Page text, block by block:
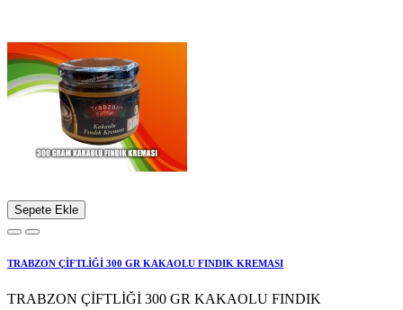
Sepete Ekle
TRABZON ÇİFTLİĞİ 300 GR KAKAOLU FINDIK KREMASI
TRABZON ÇİFTLİĞİ 300 GR KAKAOLU FINDIK